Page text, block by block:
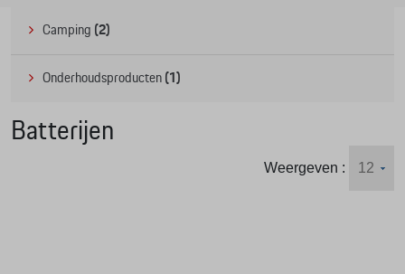
Camping (2)
Onderhoudsproducten (1)
Batterijen
Weergeven :